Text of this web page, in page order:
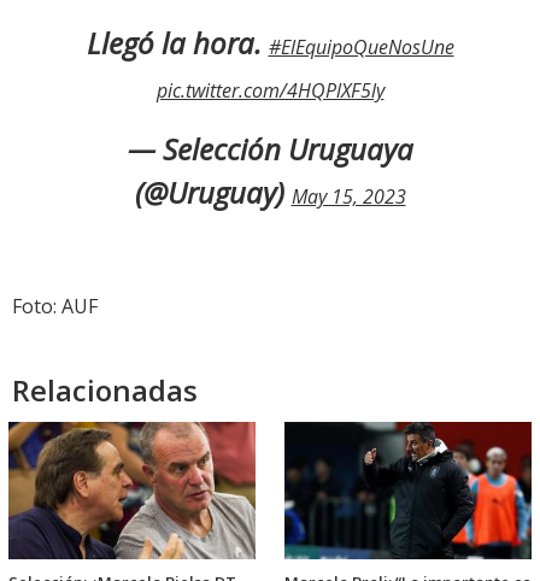
Llegó la hora. #ElEquipoQueNosUne
pic.twitter.com/4HQPlXF5ly
— Selección Uruguaya
(@Uruguay) May 15, 2023
Foto: AUF
Relacionadas